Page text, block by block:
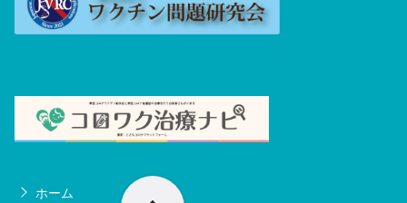
ホーム